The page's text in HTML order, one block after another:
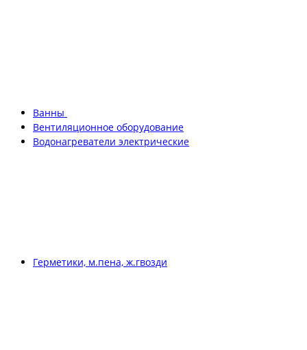
Ванны
Вентиляционное оборудование
Водонагреватели электрические
Герметики, м.пена, ж.гвозди